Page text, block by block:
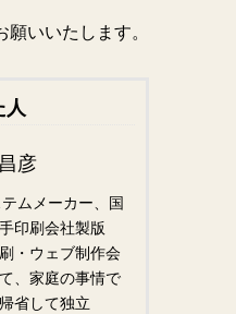
いいたします。
人
彦
ムメーカー、国
印刷会社製版
・ウェブ制作会
、家庭の事情で
省して独立